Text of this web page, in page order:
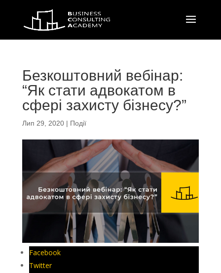
Безкоштовний вебінар:
“Як стати адвокатом в
сфері захисту бізнесу?”
Лип 29, 2020| Події
Facebook
Twitter